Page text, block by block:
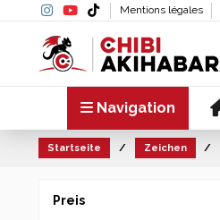
Mentions légales
Navigation
Startseite Zeichen
Preis